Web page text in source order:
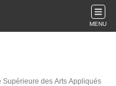
MENU
des Arts Appliqués